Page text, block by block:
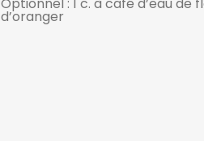
d’oranger